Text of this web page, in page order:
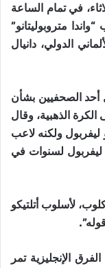
في تمام الساعة
متروبوليتانو”
الدولي، دانيال
أحد الصحفيين بشأن
الذهبية، وقال
ليفربول ولكنه لاعب
ليفربول لسنوات في
لأسلوب أتلتيكو
الإنجليزية تمر